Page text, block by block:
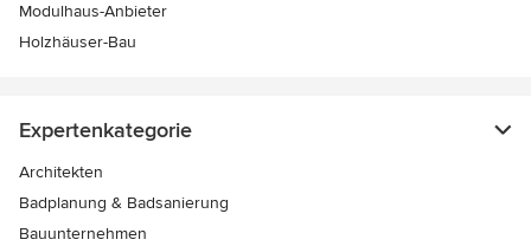
Modulhaus-Anbieter
Holzhäuser-Bau
Expertenkategorie
Architekten
Badplanung & Badsanierung
Bauunternehmen